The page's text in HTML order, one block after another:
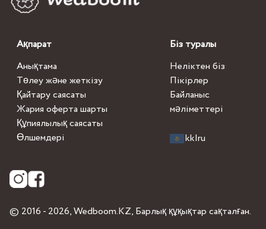
Ақпарат
Анықтама
Төлеу және жеткізу
Қайтару саясаты
Жария оферта шарты
Құпиялылық саясаты
Өлшемдері
Біз туралы
Неліктен біз
Пікірлер
Байланыс
мәліметтері
kk|ru
© 2016 - 2026,Wedboom.KZ, Барлық құқықтар сақталған.